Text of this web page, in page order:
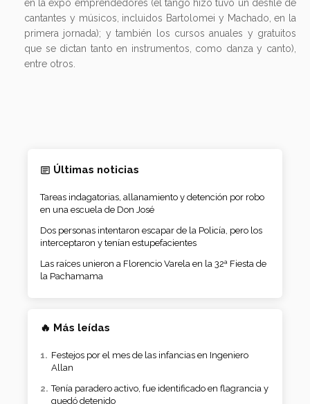
en la expo emprendedores (el tango hizo tuvo un desfile de
cantantes y músicos, incluidos Bartolomei y Machado, en la
primera jornada); y también los cursos anuales y gratuitos
que se dictan tanto en instrumentos, como danza y canto),
entre otros.
Últimas noticias
Tareas indagatorias, allanamiento y detención por robo
en una escuela de Don José
Dos personas intentaron escapar de la Policía, pero los
interceptaron y tenían estupefacientes
Las raíces unieron a Florencio Varela en la 32ª Fiesta de
la Pachamama
🔥 Más leídas
Festejos por el mes de las infancias en Ingeniero
Allan
Tenía paradero activo, fue identificado en flagrancia y
quedó detenido